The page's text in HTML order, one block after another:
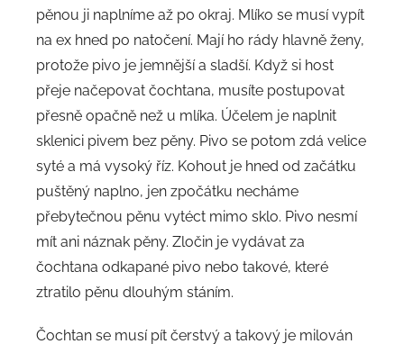
pěnou ji naplníme až po okraj. Mlíko se musí vypít
na ex hned po natočení. Mají ho rády hlavně ženy,
protože pivo je jemnější a sladší. Když si host
přeje načepovat čochtana, musíte postupovat
přesně opačně než u mlíka. Účelem je naplnit
sklenici pivem bez pěny. Pivo se potom zdá velice
syté a má vysoký říz. Kohout je hned od začátku
puštěný naplno, jen zpočátku necháme
přebytečnou pěnu vytéct mimo sklo. Pivo nesmí
mít ani náznak pěny. Zločin je vydávat za
čochtana odkapané pivo nebo takové, které
ztratilo pěnu dlouhým stáním.
Čochtan se musí pít čerstvý a takový je milován